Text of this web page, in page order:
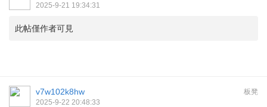
2025-9-21 19:34:31
此帖僅作者可見
板凳
v7w102k8hw
2025-9-22 20:48:33